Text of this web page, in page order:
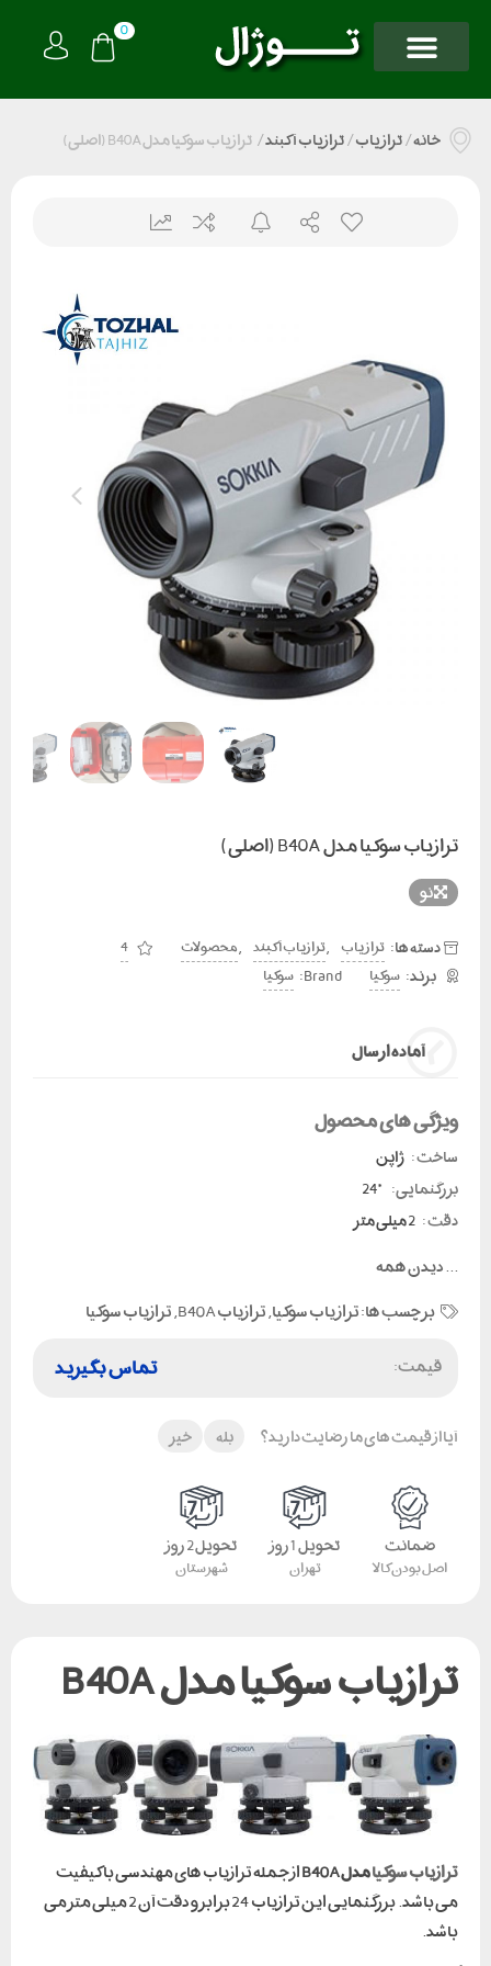
0
خانه/تراز یاب/ترازیاب آکبند/ ترازیاب سوکیا مدل B40A (اصلی)
ترازیاب سوکیا مدل B40A (اصلی)
نو
دسته ها: تراز یاب ,ترازیاب آکبند ,محصولات 4
سوکیا Brand: سوکیا
آماده ارسال
ویژگی های محصول
ساخت : ژاپن
بزرگنمایی: *24
دقت :
...دیدن همه
برچسب ها:تراز یاب سوکیا,ترازیاب B40A ,ترازیاب سوکیا
قیمت:
تماس بگیرید
آیا از قیمت های ما رضایت دارید؟ بله خیر
ضمانت
اصل بودن کالا
تحویل 1 روز
تهران
تحویل 2 روز
شهرستان
ترازیاب سوکیا مدل B40A
ترازیاب سوکیامدل B40A
از جمله ترازیاب های مهندسی باکیفیت
می باشد. بزرگنمایی این ترازیاب 24 برابر و دقت آن 2 میلی متر می
باشد.